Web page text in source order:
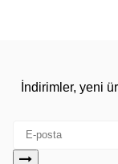
İndirimler, yeni